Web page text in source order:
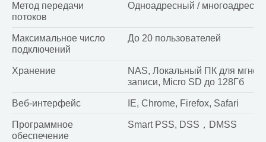
Метод передачи
потоков
Одноадресный /
Максимальное число
подключений
До 20 пользователей
Хранение
NAS, Локальный ПК для
записи, Micro SD до 128Гб
Веб-интерфейс IE, Chrome, Firefox, Safari
Программное
обеспечение
Smart PSS, DSS，DMSS